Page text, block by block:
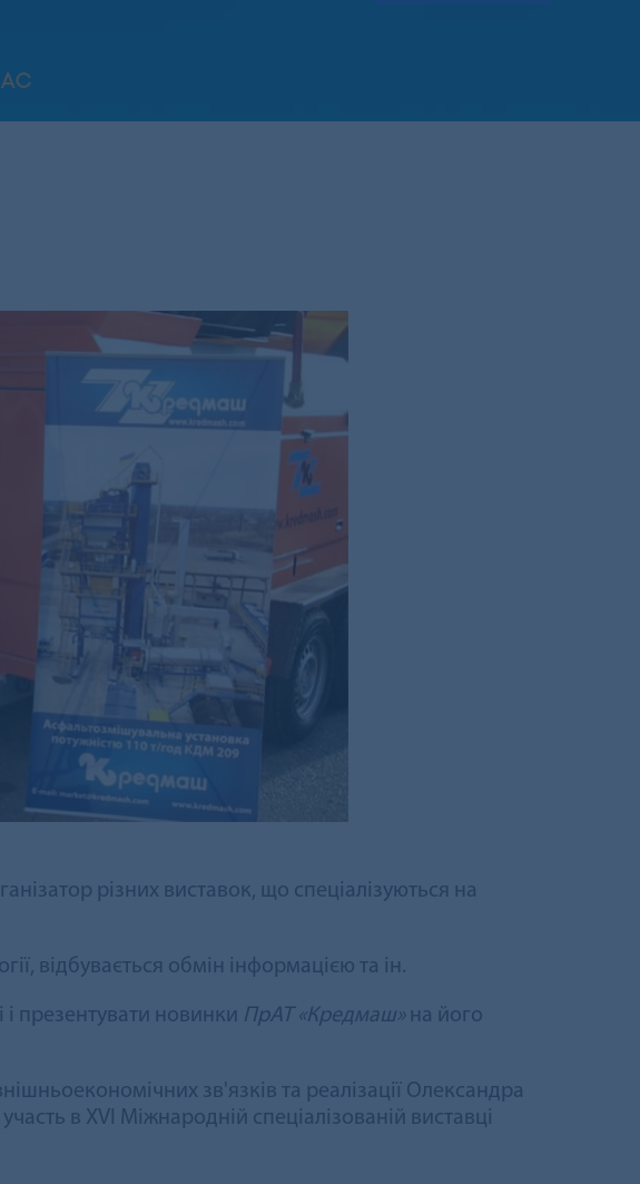
різних виставок, що спеціалізуються на
відбувається обмін інформацією та ін.
і презентувати новинки ПрАТ «Кредмаш»на його
зв'язків та реалізації Олександра
в ХVI Міжнародній спеціалізованій виставці